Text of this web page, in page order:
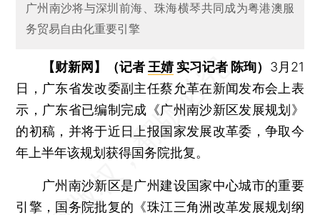
广州南沙将与深圳前海、珠海横琴共同成为粤港澳服
务贸易自由化重要引擎
【财新网】（记者 王婧实习记者 陈珣） 3月21
日，广东省发改委副主任蔡允革在新闻发布会上表
示，广东省已编制完成《广州南沙新区发展规划》
的初稿，并将于近日上报国家发展改革委，争取今
年上半年该规划获得国务院批复。
广州南沙新区是广州建设国家中心城市的重要
引擎，国务院批复的《珠江三角洲改革发展规划纲